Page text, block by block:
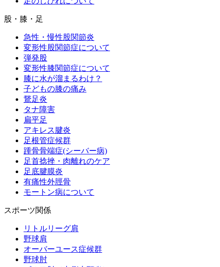
股・膝・足
急性・慢性股関節炎
変形性股関節症について
弾発股
変形性膝関節症について
膝に水が溜まるわけ？
子どもの膝の痛み
鵞足炎
タナ障害
扁平足
アキレス腱炎
足根管症候群
踵骨骨端症(シーバー病)
足首捻挫・肉離れのケア
足底腱膜炎
有痛性外脛骨
モートン病について
スポーツ関係
リトルリーグ肩
野球肩
オーバーユース症候群
野球肘